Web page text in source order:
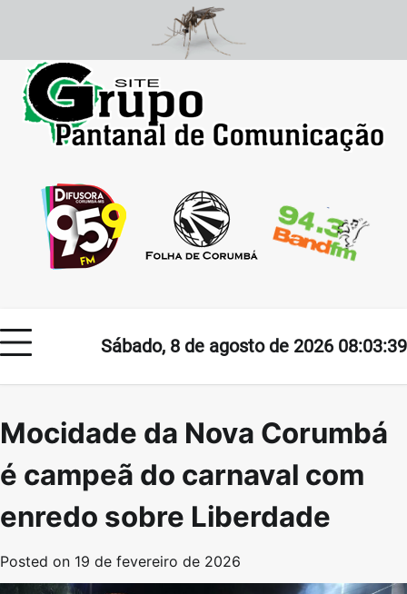
content
Sábado, 8 de agosto de 2026 08:03:39
Mocidade da Nova Corumbá
é campeã do carnaval com
enredo sobre Liberdade
Posted on 19 de fevereiro de 2026